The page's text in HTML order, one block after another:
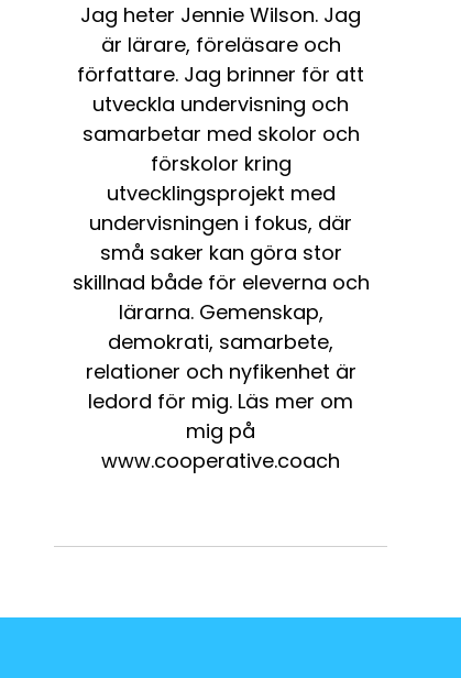
Jag heter Jennie Wilson. Jag
är lärare, föreläsare och
författare. Jag brinner för att
utveckla undervisning och
samarbetar med skolor och
förskolor kring
utvecklingsprojekt med
undervisningen i fokus, där
små saker kan göra stor
skillnad både för eleverna och
lärarna. Gemenskap,
demokrati, samarbete,
relationer och nyfikenhet är
ledord för mig. Läs mer om
mig på
www.cooperative.coach